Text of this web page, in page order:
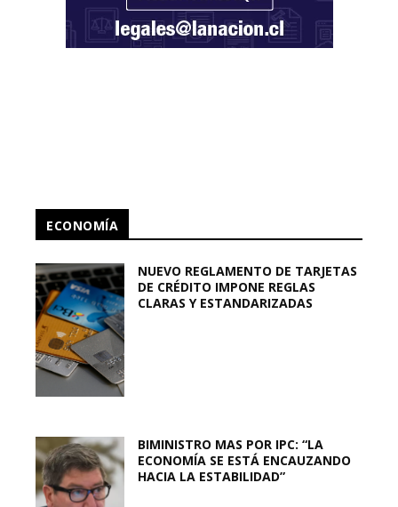
ECONOMÍA
NUEVO REGLAMENTO DE TARJETAS
DE CRÉDITO IMPONE REGLAS
CLARAS Y ESTANDARIZADAS
BIMINISTRO MAS POR IPC: “LA
ECONOMÍA SE ESTÁ ENCAUZANDO
HACIA LA ESTABILIDAD”